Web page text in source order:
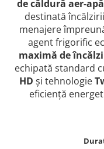
Radiatoare de baie
Accesorii radiatoare
Preparatoare pentru
menajera
Boilere electrice
Boilere termoelectrice
Boilere indirecte cu
Boilere solare indirecte
de căldură aer-
destinată
menajere
agent frigorific
maximă de
echipată standard
HD și tehnologie
eficiență